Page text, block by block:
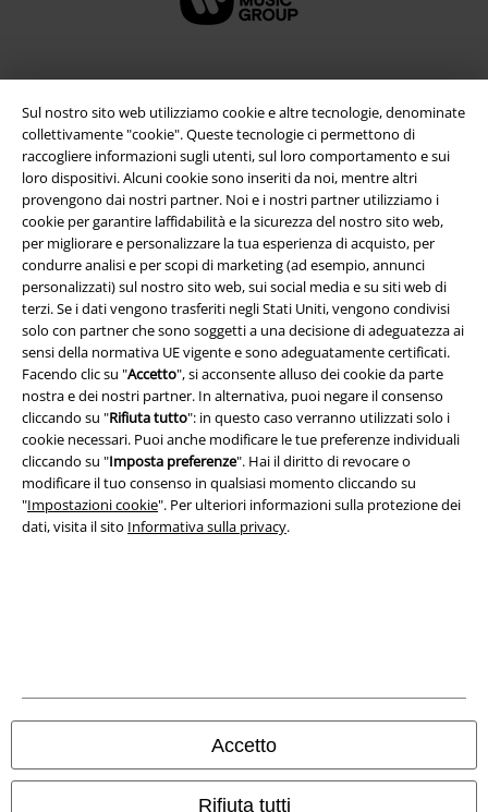
Sul nostro sito web utilizziamo cookie e altre tecnologie, denominate
collettivamente "cookie". Queste tecnologie ci permettono di
raccogliere informazioni sugli utenti, sul loro comportamento e sui
loro dispositivi. Alcuni cookie sono inseriti da noi, mentre altri
provengono dai nostri partner. Noi e i nostri partner utilizziamo i
cookie per garantire laffidabilità e la sicurezza del nostro sito web,
per migliorare e personalizzare la tua esperienza di acquisto, per
condurre analisi e per scopi di marketing (ad esempio, annunci
personalizzati) sul nostro sito web, sui social media e su siti web di
terzi. Se i dati vengono trasferiti negli Stati Uniti, vengono condivisi
solo con partner che sono soggetti a una decisione di adeguatezza ai
sensi della normativa UE vigente e sono adeguatamente certificati.
Facendo clic su "Accetto", si acconsente alluso dei cookie da parte
nostra e dei nostri partner. In alternativa, puoi negare il consenso
cliccando su "Rifiuta tutto": in questo caso verranno utilizzati solo i
cookie necessari. Puoi anche modificare le tue preferenze individuali
cliccando su "Imposta preferenze". Hai il diritto di revocare o
modificare il tuo consenso in qualsiasi momento cliccando su
"Impostazioni cookie". Per ulteriori informazioni sulla protezione dei
dati, visita il sito Informativa sulla privacy.
Accetto
Rifiuta tutti
Info legali
Termini & Condizioni
Redazione
Legge sulla Privacy
Smaltimento rifiuti e protezione dell’ambiente
Dichiarazione di Conformità
I prezzi sono IVA compresa. Spese ditrasporto escluse
© 1986-2026 EMP Mailorder Italia S.r.l.